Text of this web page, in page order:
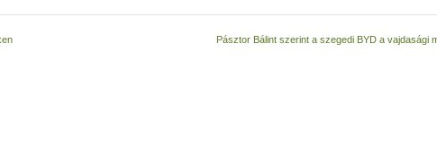
Pásztor Bálint szerint a szegedi BYD a vajdasági